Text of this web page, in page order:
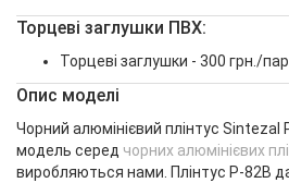
Торцеві заглушки ПВХ:
Торцеві заглушки - 300 грн./
Опис моделі
Чорний алюмінієвий плінтус
модель серед чорних алюмінієвих
виробляються нами. Плінтус Р-82В